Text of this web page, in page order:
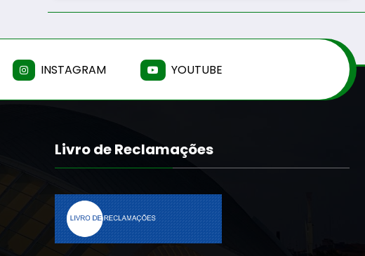
INSTAGRAM YOUTUBE
Livro de Reclamações